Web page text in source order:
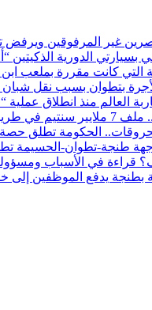
غير المرفوقين ويرفض
بسيارتي الدورية الذكيتين
التي كانت مقررة بملعب
بتطوان بسبب نقل شبان
الحكومة تطلق
في الأسباب
بطنجة يدفع الموظفين إلى